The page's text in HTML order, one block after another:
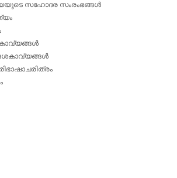
സഹോദര സംരംഭങ്ങള്‍